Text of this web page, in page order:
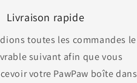
Livraison rapide
toutes les commandes le
suivant afin que vous
votre PawPaw boîte dans